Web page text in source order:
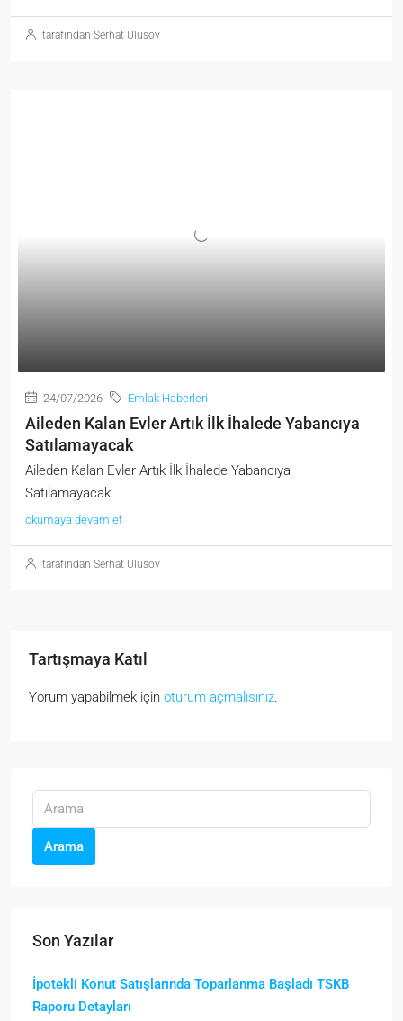
tarafından Serhat Ulusoy
24/07/2026 Emlak Haberleri
Aileden Kalan Evler Artık İlk İhalede Yabancıya
Satılamayacak
Aileden Kalan Evler Artık İlk İhalede Yabancıya
Satılamayacak
okumaya devam et
tarafından Serhat Ulusoy
Tartışmaya Katıl
Yorum yapabilmek için oturum açmalısınız.
Arama
Son Yazılar
İpotekli Konut Satışlarında Toparlanma Başladı TSKB
Raporu Detayları